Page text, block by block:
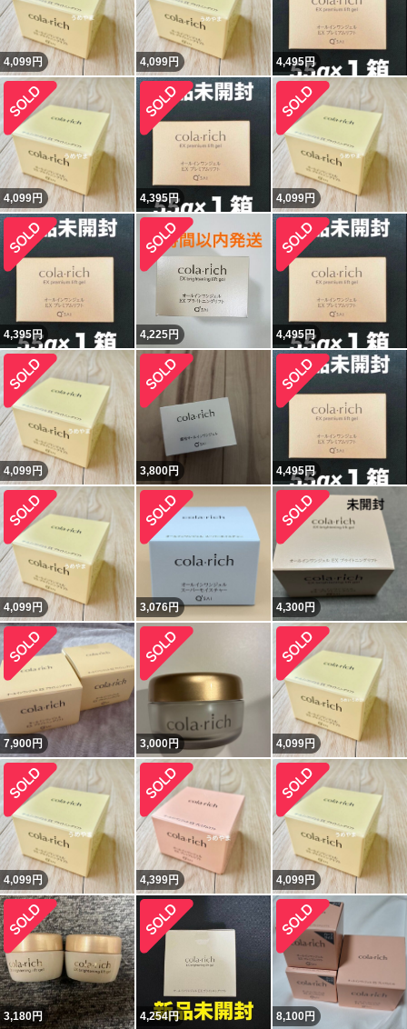
4,099円 4,099円 4,495円
4,099円 4,395円 4,099円
4,395円 4,225円 4,495円
4,099円 3,800円 4,495円
4,099円 3,076円 4,300円
7,900円 3,000円 4,099円
4,099円 4,399円 4,099円
3,180円 4,254円 8,100円